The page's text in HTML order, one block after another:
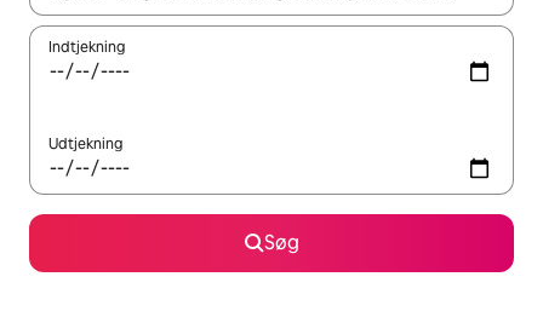
Indtjekning
Udtjekning
Søg